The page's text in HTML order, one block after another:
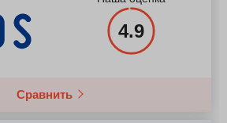
4.9
Сравнить